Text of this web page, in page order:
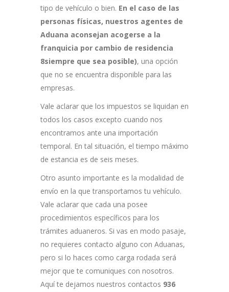
tipo de vehículo o bien. En el caso de las
personas físicas, nuestros agentes de
Aduana aconsejan acogerse a la
franquicia por cambio de residencia
8siempre que sea posible), una opción
que no se encuentra disponible para las
empresas.
Vale aclarar que los impuestos se liquidan en
todos los casos excepto cuando nos
encontramos ante una importación
temporal. En tal situación, el tiempo máximo
de estancia es de seis meses.
Otro asunto importante es la modalidad de
envío en la que transportamos tu vehículo.
Vale aclarar que cada una posee
procedimientos específicos para los
trámites aduaneros. Si vas en modo pasaje,
no requieres contacto alguno con Aduanas,
pero si lo haces como carga rodada será
mejor que te comuniques con nosotros.
Aquí te dejamos nuestros contactos 936